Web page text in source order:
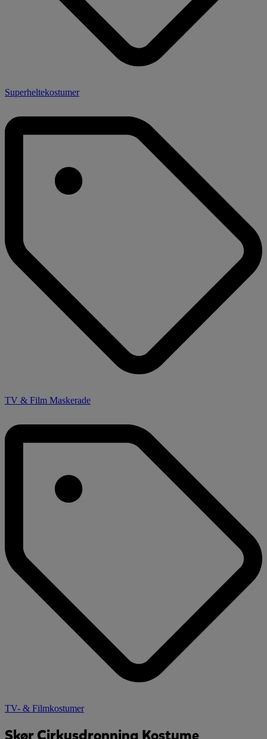
Superheltekostumer
TV & Film Maskerade
TV- & Filmkostumer
Skør Cirkusdronning Kostume